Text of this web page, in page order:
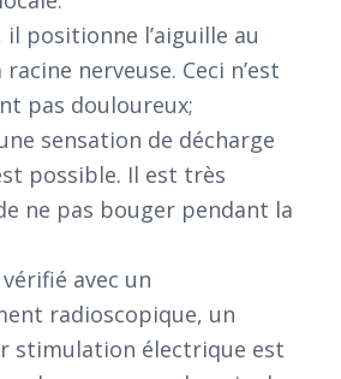
il positionne l’aiguille au
nerveuse. Ceci n’est
pas douloureux;
sensation de décharge
possible. Il est très
ne pas bouger pendant la
avec un
radioscopique, un
stimulation électrique est